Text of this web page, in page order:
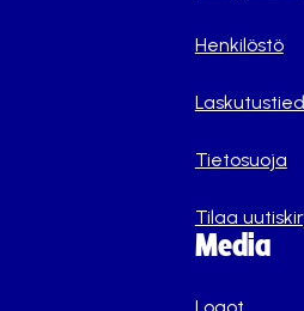
Henkilöstö
Tietosuoja
Tilaa
Media
Logot